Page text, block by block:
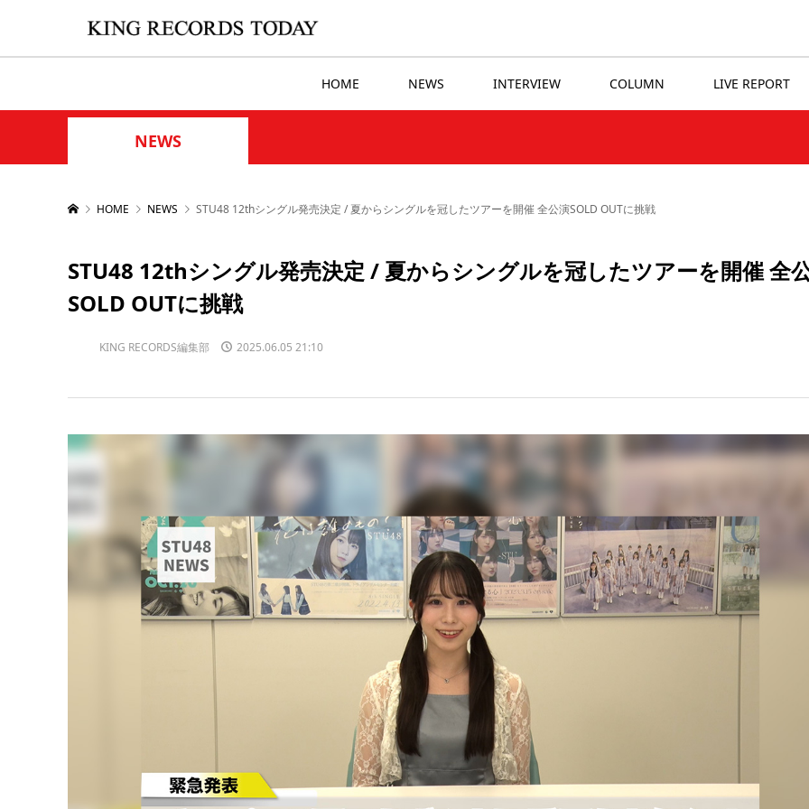
HOME NEWS INTERVIEW COLUMN LIVE REPORT
NEWS
HOME NEWS STU48 12thシングル発売決定 / 夏からシングルを冠したツアーを開催 全公演SOLD OUTに挑戦
STU48 12thシングル発売決定 / 夏からシングルを冠したツアーを開催 全
SOLD OUTに挑戦
KING RECORDS編集部 2025.06.05 21:10